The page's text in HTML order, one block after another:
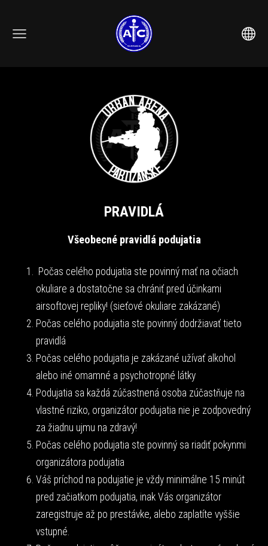
PRAVIDLÁ
Všeobecné pravidlá podujatia
Počas celého podujatia ste povinný mať na očiach
okuliare a dostatočne sa chrániť pred účinkami
airsoftovej repliky! (sieťové okuliare zakázané)
Počas celého podujatia ste povinný dodržiavať tieto
pravidlá
Počas celého podujatia je zakázané užívať alkohol
alebo iné omamné a psychotropné látky
Podujatia sa každá zúčastnená osoba zúčastňuje na
vlastné riziko, organizátor podujatia nie je zodpovedný
za žiadnu ujmu na zdravý!
Počas celého podujatia ste povinný sa riadiť pokynmi
organizátora podujatia
Váš príchod na podujatie je vždy minimálne 15 minút
pred začiatkom podujatia, inak Vás organizátor
zaregistruje až po prestávke, alebo zaplatíte vyššie
vstupné.